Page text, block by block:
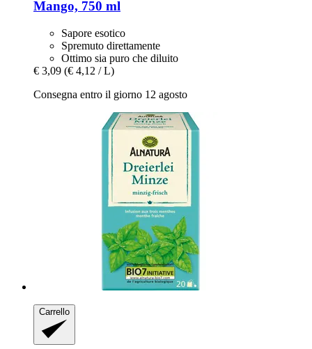
Mango, 750 ml
Sapore esotico
Spremuto direttamente
Ottimo sia puro che diluito
€ 3,09 (€ 4,12 / L)
Consegna entro il giorno 12 agosto
Carrello